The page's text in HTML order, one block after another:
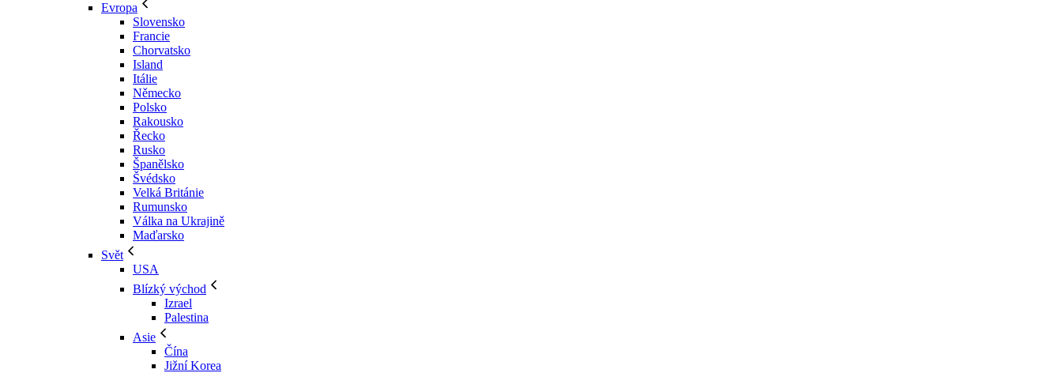
Evropa
Slovensko
Francie
Chorvatsko
Island
Itálie
Německo
Polsko
Rakousko
Řecko
Rusko
Španělsko
Švédsko
Velká Británie
Rumunsko
Válka na Ukrajině
Maďarsko
Svět
USA
Blízký východ
Izrael
Palestina
Asie
Čína
Jižní Korea